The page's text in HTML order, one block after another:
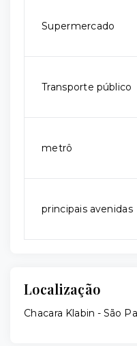
Supermercado
Transporte público
metrô
principais avenidas
Localização
Chacara Klabin - São